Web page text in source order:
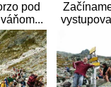
pod